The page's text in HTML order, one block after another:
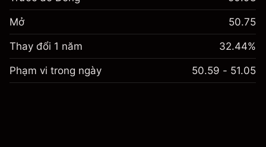
Mở 50.75
Thay đổi 1 năm 32.44%
Phạm vi trong ngày 50.59 - 51.05